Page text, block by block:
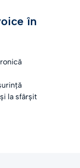
în
la sfârșit